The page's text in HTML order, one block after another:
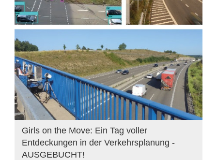
Girls on the Move: Ein Tag voller
Entdeckungen in der Verkehrsplanung -
AUSGEBUCHT!